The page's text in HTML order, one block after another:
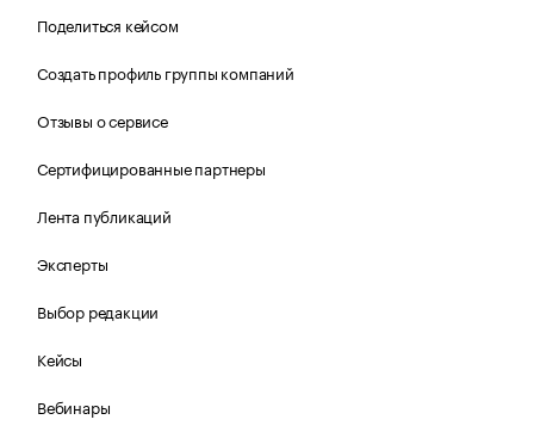
Поделиться кейсом
Создать профиль группы компаний
Отзывы о сервисе
Сертифицированные партнеры
Лента публикаций
Эксперты
Выбор редакции
Кейсы
Вебинары